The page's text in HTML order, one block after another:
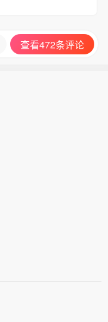
查看472条评论